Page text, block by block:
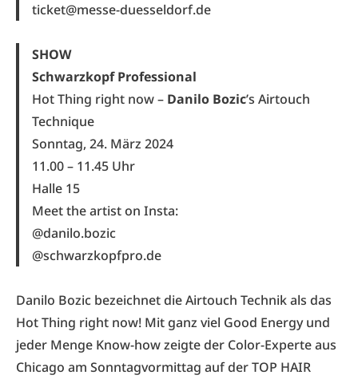
ticket@messe-duesseldorf.de
SHOW
Schwarzkopf Professional
Hot Thing right now – Danilo Bozic’s Airtouch
Technique
Sonntag, 24. März 2024
11.00 – 11.45 Uhr
Halle 15
Meet the artist on Insta:
@danilo.bozic
@schwarzkopfpro.de
Danilo Bozic bezeichnet die Airtouch Technik als das
Hot Thing right now! Mit ganz viel Good Energy und
jeder Menge Know-how zeigte der Color-Experte aus
Chicago am Sonntagvormittag auf der TOP HAIR